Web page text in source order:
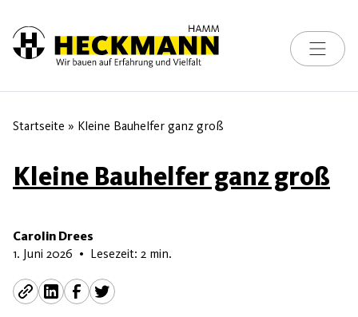
Skip to content
Toggle
Startseite » Kleine Bauhelfer ganz groß
Kleine Bauhelfer ganz groß
Carolin Drees
1. Juni 2026 3. Juni 2026
• Lesezeit: 2 min.